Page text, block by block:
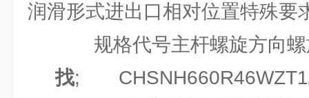
润滑形式进出口相对位置特殊要
规格代号主杆螺旋方向螺
找;